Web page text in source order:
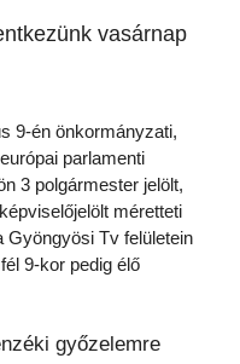
vasárnap
9-én önkormányzati,
parlamenti
3 polgármester jelölt,
méretteti
Gyöngyösi Tv felületein
9-kor pedig élő